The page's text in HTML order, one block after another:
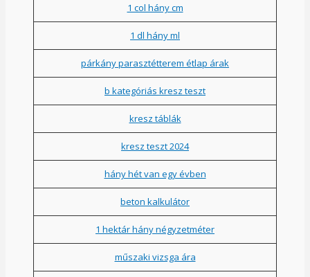
1 col hány cm
1 dl hány ml
párkány parasztétterem étlap árak
b kategóriás kresz teszt
kresz táblák
kresz teszt 2024
hány hét van egy évben
beton kalkulátor
1 hektár hány négyzetméter
műszaki vizsga ára